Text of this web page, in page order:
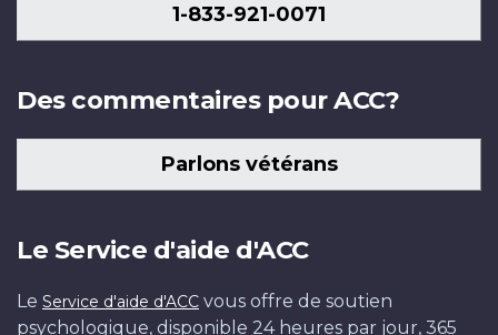
1-833-921-0071
Des commentaires pour ACC?
Parlons vétérans
Le Service d'aide d'ACC
Le Service d'aide d'ACC vous offre de soutien
psychologique, disponible 24 heures par jour, 365